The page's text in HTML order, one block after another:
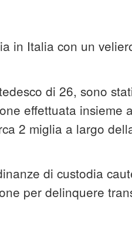
in Italia con un
di 26, sono
effettuata insieme
2 miglia a largo
di custodia
per delinquere